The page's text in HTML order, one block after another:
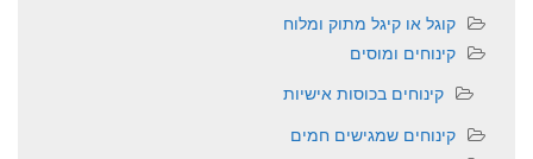
קוגל או קיגל מתוק ומלוח
קינוחים ומוסים
קינוחים בכוסות אישיות
קינוחים שמגישים חמים